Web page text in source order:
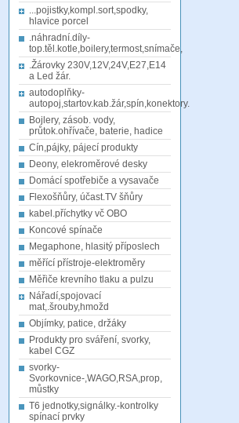
...pojistky,kompl.sort,spodky,
hlavice porcel
.náhradní.díly-
top.těl.kotle,boilery,termost,snímače,
.Žárovky 230V,12V,24V,E27,E14
a Led žár.
autodoplňky-
autopoj,startov.kab.žár,spín,konektory.
Bojlery, zásob. vody,
průtok.ohřívače, baterie, hadice
Cín,pájky, pájecí produkty
Deony, elekroměrové desky
Domácí spotřebiče a vysavače
Flexošňůry, účast.TV šňůry
kabel.příchytky vč OBO
Koncové spínače
Megaphone, hlasitý příposlech
měřící přístroje-elektroměry
Měřiče krevního tlaku a pulzu
Nářadí,spojovací
mat,.šrouby,hmožd
Objímky, patice, držáky
Produkty pro sváření, svorky,
kabel CGZ
svorky-
Svorkovnice-,WAGO,RSA,prop,
můstky
T6 jednotky,signálky.-kontrolky
spínací prvky